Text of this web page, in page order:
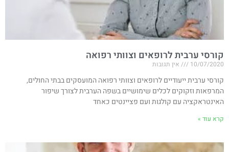
קורסי ערבית לרופאים וצוותי רפואה
10/07/2020 אין תגובות
קורסי ערבית ייעודיים לרופאים וצוותי רפואה המועסקים בבתי החולים,
המרפאות וזקוקים לכלים שימושיים בשפה הערבית לצורך שיפור
האינטראקציה עם קולגות ועם פציינטים כאחד
קרא עוד »